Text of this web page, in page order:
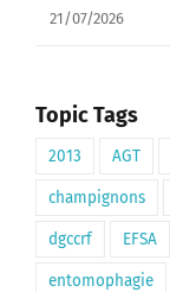
21/07/2026
Topic Tags
2013 AGT
champignons
dgccrf EFSA
entomophagie